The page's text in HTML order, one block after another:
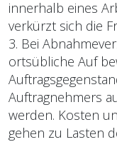
innerhalb eines
verkürzt sich die
3. Bei
ortsübliche Auf
Auftragnehmers
werden. Kosten
gehen zu Lasten